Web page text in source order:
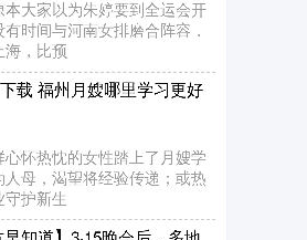
“15人精品团”变38人大巴
通酒店，“一线海景房”看不
04-06,总冠军不是梦!赛后球员